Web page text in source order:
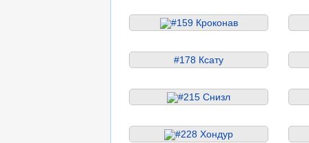
#159 Кроконав
#178 Ксату
#215 Снизл
#228 Хондур